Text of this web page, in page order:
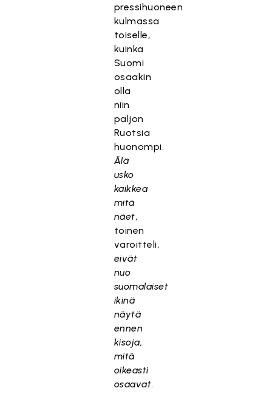
pressihuoneen
kulmassa
toiselle,
kuinka
Suomi
osaakin
olla
niin
paljon
Ruotsia
huonompi.
Älä
usko
kaikkea
mitä
näet,
toinen
varoitteli,
eivät
nuo
suomalaiset
ikinä
näytä
ennen
kisoja,
mitä
oikeasti
osaavat.